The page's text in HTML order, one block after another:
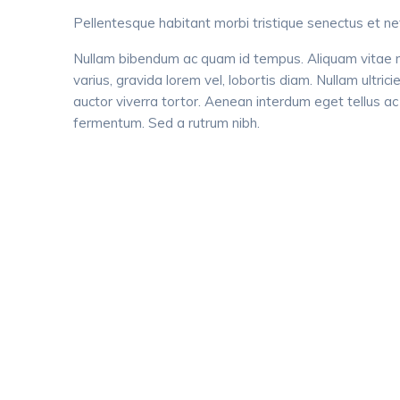
Pellentesque habitant morbi tristique senectus et
Nullam bibendum ac quam id tempus. Aliquam
varius, gravida lorem vel, lobortis diam. Nullam
auctor viverra tortor. Aenean interdum eget tellus
fermentum. Sed a rutrum nibh.